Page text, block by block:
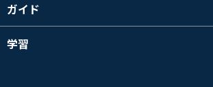
ガイド
学習